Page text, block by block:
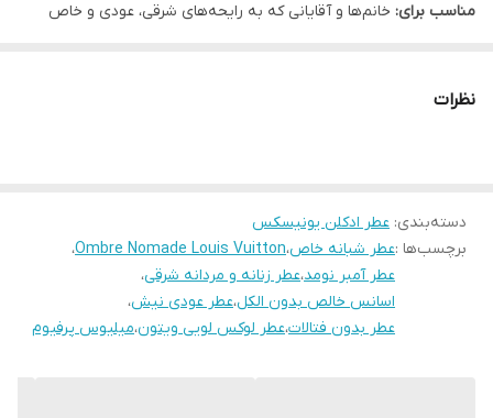
مناسب برای: خانم‌ها و آقایانی که به رایحه‌های شرقی، عودی و خاص
عطر آمبر نومد از برند لویی ویتون یک شاهکار عودی با امضای شرقی‌ست
و بدون الکل، تجربه‌ای کاملاً نیش، خاص و ماندگار را برای علاقه‌مندان به
عطرهای فاخر فراهم می‌کند.
عطر یونیسکس با طبع گرم، عودی و سنگین
نظرات
دسته‌بندی: عطر ادکلن یونیسکس
برچسب‌ها :عطر شبانه خاص،Ombre Nomade Louis Vuitton،
عطر آمبر نومد،عطر زنانه و مردانه شرقی،
اسانس خالص بدون الکل،عطر عودی نیش،
عطر بدون فتالات،عطر لوکس لویی ویتون،میلیوس پرفیوم